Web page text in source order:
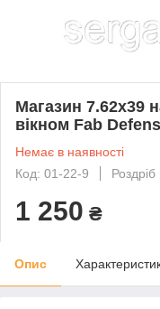
Магазин 7.62х39
вікном Fab
Немає в наявності
Код: 01-22-9
Роздріб
1 250 ₴
Опис